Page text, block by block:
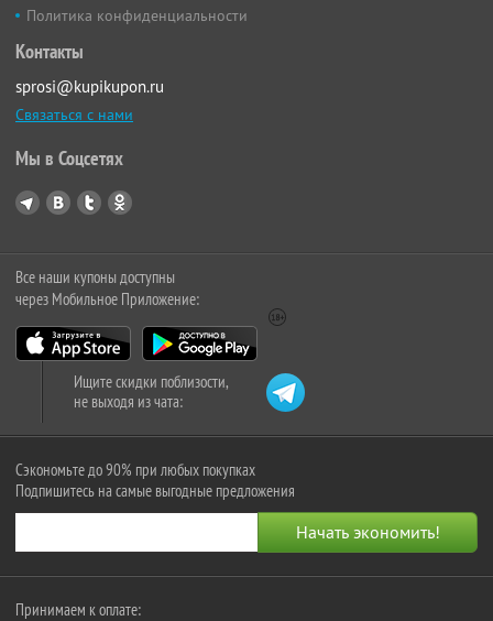
Политика конфиденциальности
Контакты
sprosi@kupikupon.ru
Связаться с нами
Мы в Соцсетях
Все наши купоны доступны
через Мобильное Приложение:
Ищите скидки поблизости,
не выходя из чата:
Сэкономьте до 90% при любых покупках
Подпишитесь на самые выгодные предложения
Принимаем к оплате: